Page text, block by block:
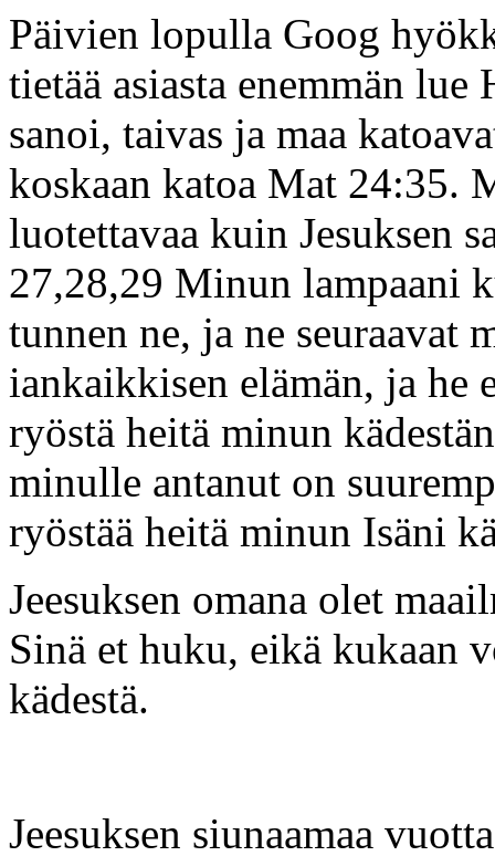
Päivien lopulla Goog
tietää asiasta enemmän
sanoi, taivas ja maa
koskaan katoa Mat 24:35.
luotettavaa kuin Jesuksen
27,28,29 Minun lampaani
tunnen ne, ja ne seuraavat
iankaikkisen elämän, ja he
ryöstä heitä minun
minulle antanut on
ryöstää heitä minun Isäni
Jeesuksen omana olet
Sinä et huku, eikä kukaan
kädestä.
Jeesuksen siunaamaa